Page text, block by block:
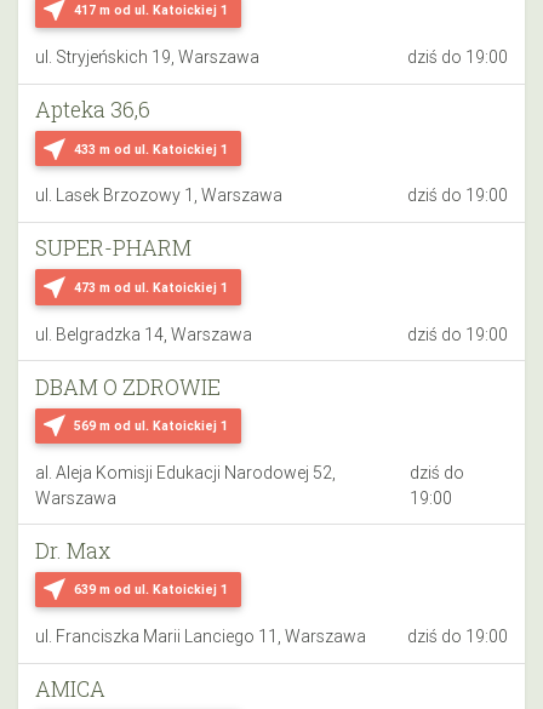
near_me 417 m od ul. Katoickiej 1
ul. Stryjeńskich 19, Warszawa dziś do 19:00
near_me 433 m od ul. Katoickiej 1
Apteka 36,6
ul. Lasek Brzozowy 1, Warszawa dziś do 19:00
near_me 473 m od ul. Katoickiej 1
SUPER-PHARM
ul. Belgradzka 14, Warszawa dziś do 19:00
near_me 569 m od ul. Katoickiej 1
DBAM O ZDROWIE
al. Aleja Komisji Edukacji Narodowej 52,
Warszawa
dziś do
19:00
near_me 639 m od ul. Katoickiej 1
Dr. Max
ul. Franciszka Marii Lanciego 11, Warszawa dziś do 19:00
AMICA